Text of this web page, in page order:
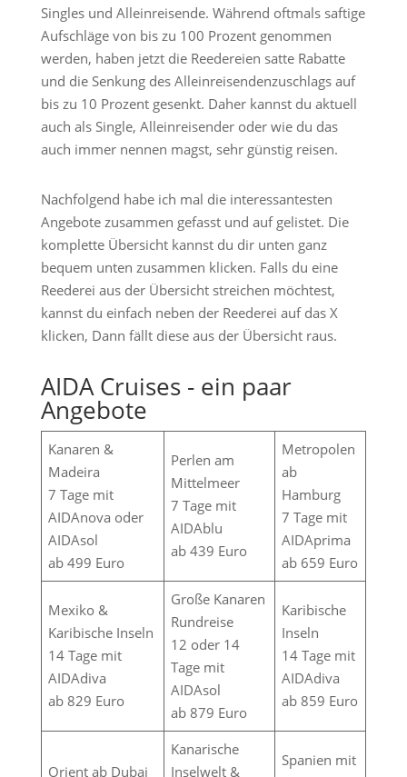
Singles und Alleinreisende. Während oftmals saftige
Aufschläge von bis zu 100 Prozent genommen
werden, haben jetzt die Reedereien satte Rabatte
und die Senkung des Alleinreisendenzuschlags auf
bis zu 10 Prozent gesenkt. Daher kannst du aktuell
auch als Single, Alleinreisender oder wie du das
auch immer nennen magst, sehr günstig reisen.
Nachfolgend habe ich mal die interessantesten
Angebote zusammen gefasst und auf gelistet. Die
komplette Übersicht kannst du dir unten ganz
bequem unten zusammen klicken. Falls du eine
Reederei aus der Übersicht streichen möchtest,
kannst du einfach neben der Reederei auf das X
klicken, Dann fällt diese aus der Übersicht raus.
AIDA Cruises - ein paar
Angebote
Kanaren &
Madeira
7 Tage mit
AIDAnova oder
AIDAsol
ab 499 Euro
Perlen am
Mittelmeer
7 Tage mit
AIDAblu
ab 439 Euro
Metropolen
ab
Hamburg
7 Tage mit
AIDAprima
ab 659 Euro
Mexiko &
Karibische Inseln
14 Tage mit
AIDAdiva
ab 829 Euro
Große Kanaren
Rundreise
12 oder 14
Tage mit
AIDAsol
ab 879 Euro
Karibische
Inseln
14 Tage mit
AIDAdiva
ab 859 Euro
Orient ab Dubai
Kanarische
Inselwelt &
Spanien mit